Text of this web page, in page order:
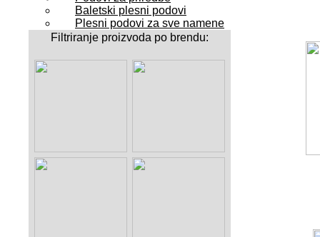
Baletski plesni podovi
Plesni podovi za sve namene
Filtriranje proizvoda po brendu: